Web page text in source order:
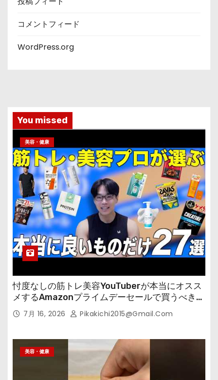
コメントフィード
WordPress.org
You missed
美容・健康
忖度なしの筋トレ美容YouTuberが本当にオスス
メするAmazonプライムデーセールで買うべきも
の 7月 16, 2026 Pikakichi2015@gmail.com
美容・健康